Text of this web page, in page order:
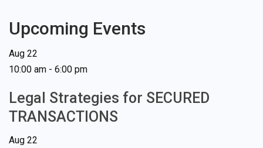
Upcoming Events
Aug 22
10:00 am - 6:00 pm
Legal Strategies for SECURED
TRANSACTIONS
Aug 22